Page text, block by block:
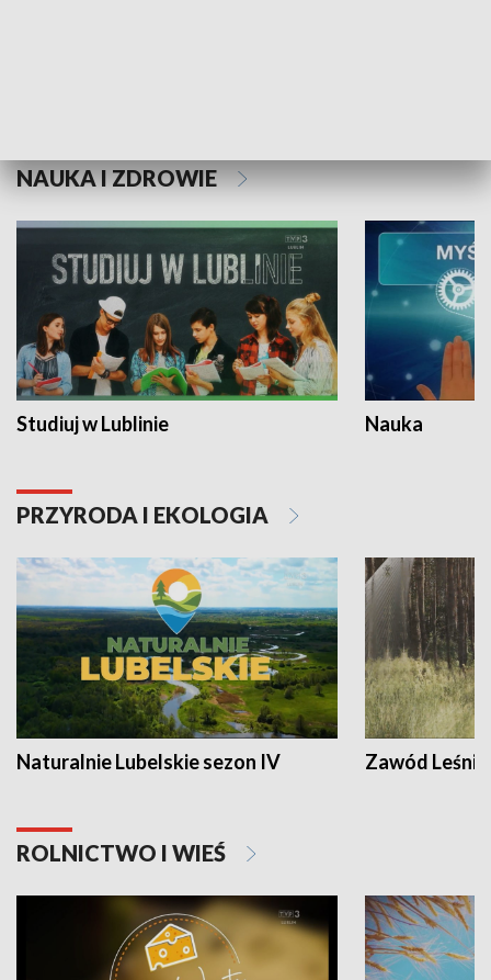
NAUKA I ZDROWIE
Studiuj w Lublinie Nauka
PRZYRODA I EKOLOGIA
Naturalnie Lubelskie sezon IV Zawód Leśnik
ROLNICTWO I WIEŚ